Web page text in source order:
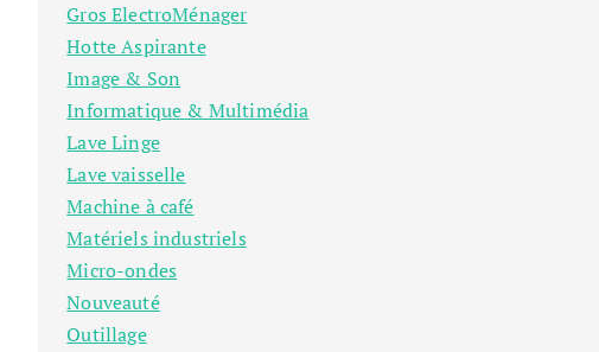
Gros ElectroMénager
Hotte Aspirante
Image & Son
Informatique & Multimédia
Lave Linge
Lave vaisselle
Machine à café
Matériels industriels
Micro-ondes
Nouveauté
Outillage